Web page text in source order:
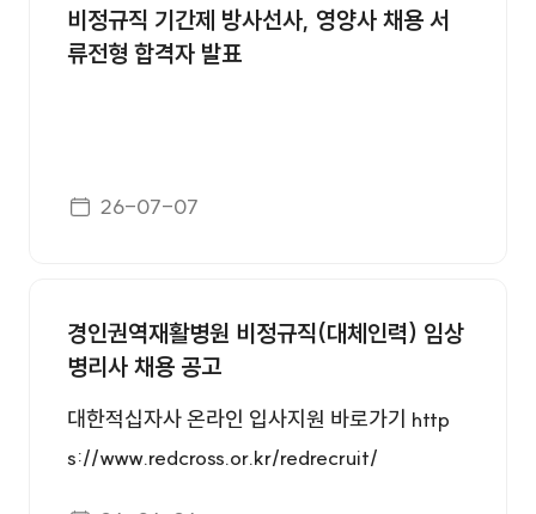
비정규직 기간제 방사선사, 영양사 채용 서
류전형 합격자 발표
게시일자
26-07-07
경인권역재활병원 비정규직(대체인력) 임상
병리사 채용 공고
대한적십자사 온라인 입사지원 바로가기 http
s://www.redcross.or.kr/redrecruit/